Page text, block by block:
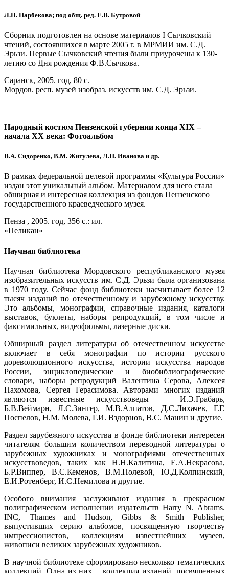
Л.Н. Нарбекова; под общ. ред. Е.В. Бутровой
Сборник подготовлен на основе материалов I Сычковский
чтений, состоявшихся в марте 2005 г. в МРМИИ им. С.Д.
Эрьзи. Первые Сычковский чтения были приурочены к 130-
летию со Дня рождения Ф.В.Сычкова.
Саранск, 2005. год, 80 с.
Мордов. респ. музей изобраз. искусств им. С.Д. Эрьзи.
Народный костюм Пензенской губернии конца ХIХ –
начала ХХ века: Фотоальбом
В.А. Сидоренко, В.М. Жигулева, Л.Н. Иванова и др.
В рамках федеральной целевой программы «Культура России»
издан этот уникальный альбом. Материалом для него стала
обширная и интересная коллекция из фондов Пензенского
государственного краеведческого музея.
Пенза , 2005. год, 356 с.: ил.
«Пеликан»
Научная библиотека
Научная библиотека Мордовского республиканского музея
изобразительных искусств им. С.Д. Эрьзи была организована
в 1970 году. Сейчас фонд библиотеки насчитывает более 12
тысяч изданий по отечественному и зарубежному искусству.
Это альбомы, монографии, справочные издания, каталоги
выставок, буклеты, наборы репродукций, в том числе и
факсимильных, видеофильмы, лазерные диски.
Обширный раздел литературы об отечественном искусстве
включает в себя монографии по истории русского
дореволюционного искусства, истории искусства народов
России, энциклопедические и биобиблиографические
словари, наборы репродукций Валентина Серова, Алексея
Пахомова, Сергея Герасимова. Авторами многих изданий
являются известные искусствоведы — И.Э.Грабарь,
Б.В.Веймарн, Л.С.Зингер, М.В.Алпатов, Д.С.Лихачев, Г.Г.
Поспелов, Н.М. Молева, Г.И. Вздорнов, В.С. Манин и другие.
Раздел зарубежного искусства в фонде библиотеки интересен
читателям большим количеством переводной литературы о
зарубежных художниках и монографиями отечественных
искусствоведов, таких как Н.Н.Калитина, Е.А.Некрасова,
Б.Р.Виппер, В.С.Кеменов, В.М.Полевой, Ю.Д.Колпинский,
Е.И.Ротенберг, И.С.Немилова и другие.
Особого внимания заслуживают издания в прекрасном
полиграфическом исполнении издательств Harry N. Abrams.
INC, Thames and Hudson, Gibbs & Smith Publisher,
выпустивших серию альбомов, посвященную творчеству
импрессионистов, коллекциям известнейших музеев,
живописи великих зарубежных художников.
В научной библиотеке сформировано несколько тематических
коллекций. Одна из них – коллекция изданий, посвященных